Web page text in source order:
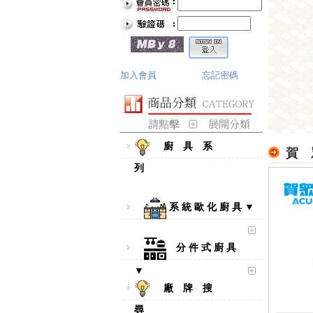
加入會員 忘記密碼
廚 具 系
列
系 統 歐 化 廚 具 ▼
分 件 式 廚 具
▼
廠 牌 搜
尋
賀